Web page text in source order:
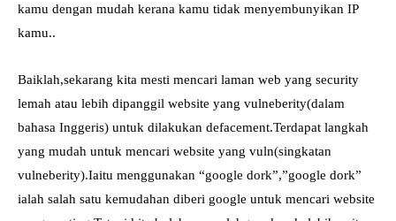
kamu dengan mudah kerana kamu tidak menyembunyikan IP
kamu..
Baiklah,sekarang kita mesti mencari laman web yang security
lemah atau lebih dipanggil website yang vulneberity(dalam
bahasa Inggeris) untuk dilakukan defacement.Terdapat langkah
yang mudah untuk mencari website yang vuln(singkatan
vulneberity).Iaitu menggunakan “google dork”,”google dork”
ialah salah satu kemudahan diberi google untuk mencari website